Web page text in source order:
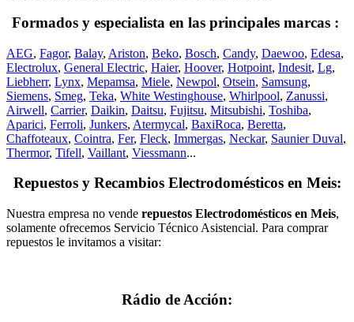
Formados y especialista en las principales marcas :
AEG, Fagor, Balay, Ariston, Beko, Bosch, Candy, Daewoo, Edesa,
Electrolux, General Electric, Haier, Hoover, Hotpoint, Indesit, Lg,
Liebherr, Lynx, Mepamsa, Miele, Newpol, Otsein, Samsung,
Siemens, Smeg, Teka, White Westinghouse, Whirlpool, Zanussi,
Airwell, Carrier, Daikin, Daitsu, Fujitsu, Mitsubishi, Toshiba,
Aparici, Ferroli, Junkers, Atermycal, BaxiRoca, Beretta,
Chaffoteaux, Cointra, Fer, Fleck, Immergas, Neckar, Saunier Duval,
Thermor, Tifell, Vaillant, Viessmann...
Repuestos y Recambios Electrodomésticos en Meis:
Nuestra empresa no vende repuestos Electrodomésticos en Meis,
solamente ofrecemos Servicio Técnico Asistencial. Para comprar
repuestos le invitamos a visitar:
Rádio de Acción: